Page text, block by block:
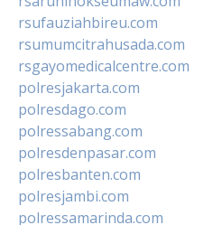
rsufauziahbireu.com
rsumumcitrahusada.com
rsgayomedicalcentre.com
polresjakarta.com
polresdago.com
polressabang.com
polresdenpasar.com
polresbanten.com
polresjambi.com
polressamarinda.com